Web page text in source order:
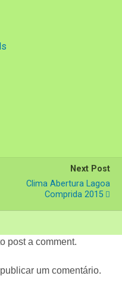
Next Post
Clima Abertura Lagoa
Comprida 2015
post a comment.
um comentário.